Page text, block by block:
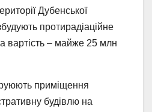
Дубенської
протирадіаційне
вартість – майже 25 млн
приміщення
будівлю на